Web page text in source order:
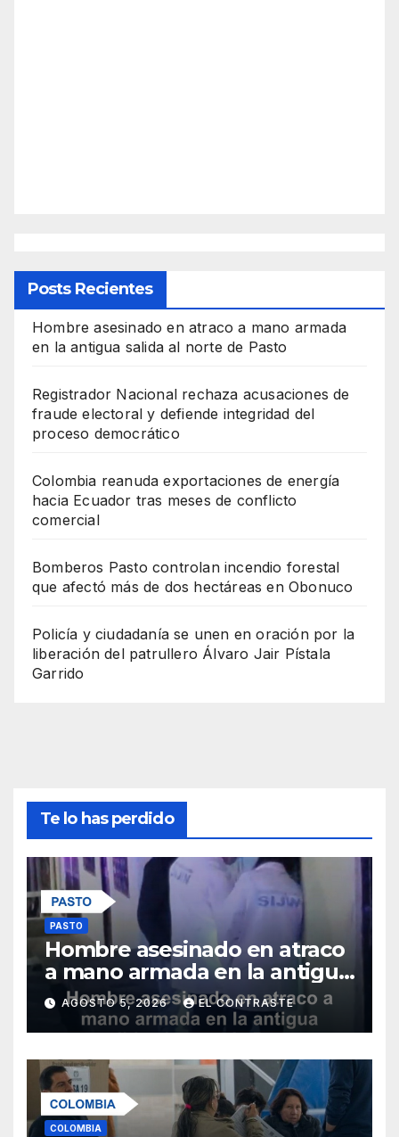
Posts Recientes
Hombre asesinado en atraco a mano armada
en la antigua salida al norte de Pasto
Registrador Nacional rechaza acusaciones de
fraude electoral y defiende integridad del
proceso democrático
Colombia reanuda exportaciones de energía
hacia Ecuador tras meses de conflicto
comercial
Bomberos Pasto controlan incendio forestal
que afectó más de dos hectáreas en Obonuco
Policía y ciudadanía se unen en oración por la
liberación del patrullero Álvaro Jair Pístala
Garrido
Te lo has perdido
PASTO
Hombre asesinado en atraco
a mano armada en la antigua
salida al norte de Pasto
AGOSTO 5, 2026 EL CONTRASTE
COLOMBIA